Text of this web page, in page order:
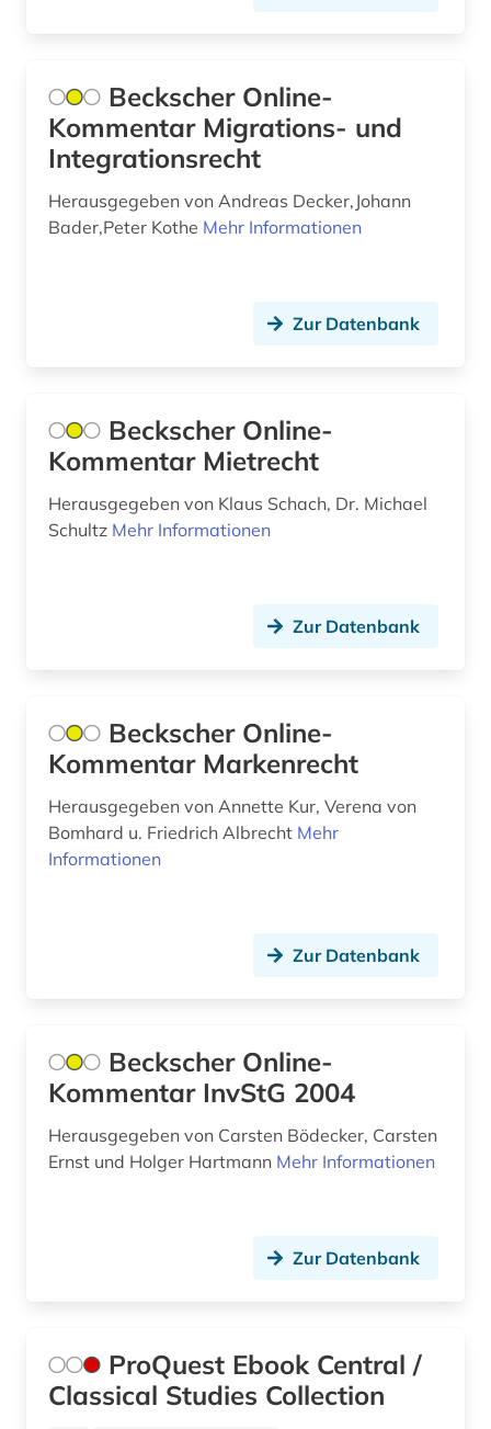
anglistik (12)
angloamerika (1)
anhörung (1)
anlagensicherheit (1)
anleitung (1)
anna (1)
anorganische chemie (5)
anorganischer werkstoff (1)
anpassung (1)
anselmus (1)
antarktis (1)
anthropogene klimaänderung (1)
antifaschismus (1)
antiheld (1)
antike (19)
antikensammlung (1)
antikolonialismus (2)
antikörper (1)
Beckscher Online-
Kommentar Migrations- und
Integrationsrecht
Herausgegeben von Andreas Decker,Johann
Bader,Peter Kothe Mehr Informationen
Zur Datenbank
Beckscher Online-
Kommentar Mietrecht
Herausgegeben von Klaus Schach, Dr. Michael
Schultz Mehr Informationen
Zur Datenbank
Beckscher Online-
Kommentar Markenrecht
Herausgegeben von Annette Kur, Verena von
Bomhard u. Friedrich Albrecht Mehr
Informationen
Zur Datenbank
Beckscher Online-
Kommentar InvStG 2004
Herausgegeben von Carsten Bödecker, Carsten
Ernst und Holger Hartmann Mehr Informationen
Zur Datenbank
ProQuest Ebook Central /
Classical Studies Collection